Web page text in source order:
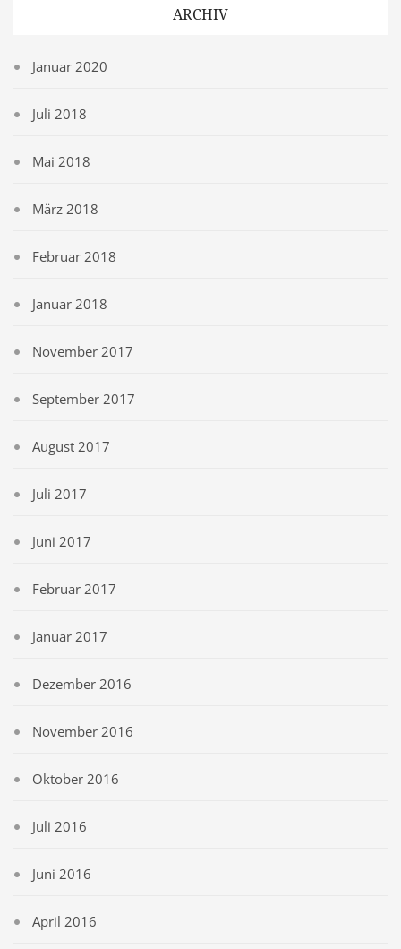
ARCHIV
Januar 2020
Juli 2018
Mai 2018
März 2018
Februar 2018
Januar 2018
November 2017
September 2017
August 2017
Juli 2017
Juni 2017
Februar 2017
Januar 2017
Dezember 2016
November 2016
Oktober 2016
Juli 2016
Juni 2016
April 2016